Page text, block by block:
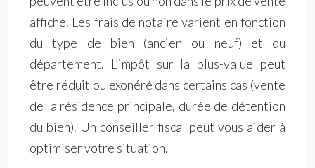
affiché. Les frais de notaire varient en fonction
du type de bien (ancien ou neuf) et du
département. L’impôt sur la plus-value peut
être réduit ou exonéré dans certains cas (vente
de la résidence principale, durée de détention
du bien). Un conseiller fiscal peut vous aider à
optimiser votre situation.